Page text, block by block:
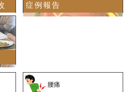
症例報告
腰痛